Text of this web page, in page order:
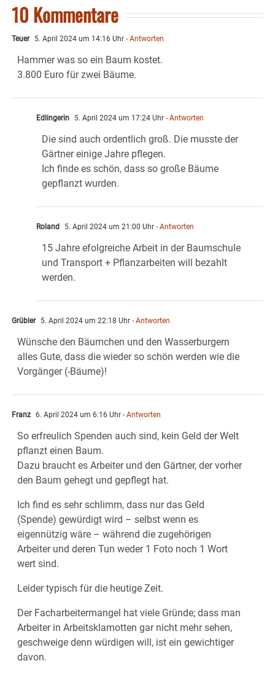
10 Kommentare
Teuer 5. April 2024 um 14:16 Uhr - Antworten
Hammer was so ein Baum kostet.
3.800 Euro für zwei Bäume.
Edlingerin 5. April 2024 um 17:24 Uhr - Antworten
Die sind auch ordentlich groß. Die musste der
Gärtner einige Jahre pflegen.
Ich finde es schön, dass so große Bäume
gepflanzt wurden.
Roland 5. April 2024 um 21:00 Uhr - Antworten
15 Jahre efolgreiche Arbeit in der Baumschule
und Transport + Pflanzarbeiten will bezahlt
werden.
Grübler 5. April 2024 um 22:18 Uhr - Antworten
Wünsche den Bäumchen und den Wasserburgern
alles Gute, dass die wieder so schön werden wie die
Vorgänger (-Bäume)!
Franz 6. April 2024 um 6:16 Uhr - Antworten
So erfreulich Spenden auch sind, kein Geld der Welt
pflanzt einen Baum.
Dazu braucht es Arbeiter und den Gärtner, der vorher
den Baum gehegt und gepflegt hat.
Ich find es sehr schlimm, dass nur das Geld
(Spende) gewürdigt wird – selbst wenn es
eigennützig wäre – während die zugehörigen
Arbeiter und deren Tun weder 1 Foto noch 1 Wort
wert sind.
Leider typisch für die heutige Zeit.
Der Facharbeitermangel hat viele Gründe; dass man
Arbeiter in Arbeitsklamotten gar nicht mehr sehen,
geschweige denn würdigen will, ist ein gewichtiger
davon.